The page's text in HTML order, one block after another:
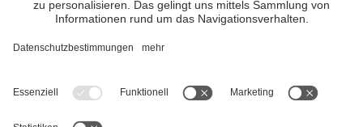
tollen Unterkünften und Angeboten.
Trotz genauer Arbeit und ständigem Aktualisieren der Inhalte,
Informieren Sie sich sicherheitshalber nochmals beim